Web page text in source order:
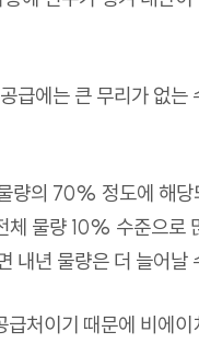
급에는 큰 무리가 없는
량의 70% 정도에 해
체 물량 10% 수준으로
내년 물량은 더 늘어날
처이기 때문에 비에이